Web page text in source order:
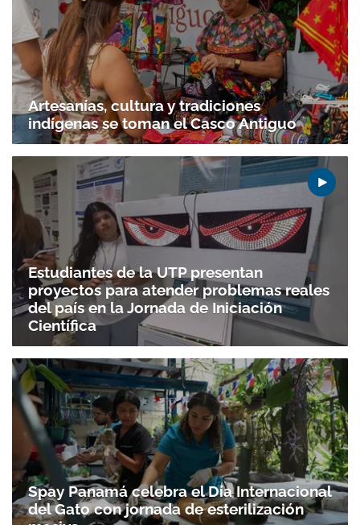
Artesanías, cultura y tradiciones
indígenas se toman el Casco Antiguo
Estudiantes de la UTP presentan
proyectos para atender problemas reales
del país en la Jornada de Iniciación
Científica
Spay Panamá celebra el Día Internacional
del Gato con jornada de esterilización